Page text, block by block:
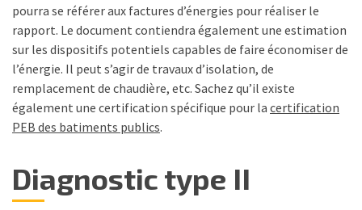
pourra se référer aux factures d’énergies pour réaliser le
rapport. Le document contiendra également une estimation
sur les dispositifs potentiels capables de faire économiser de
l’énergie. Il peut s’agir de travaux d’isolation, de
remplacement de chaudière, etc. Sachez qu’il existe
également une certification spécifique pour la certification
PEB des batiments publics.
Diagnostic type II